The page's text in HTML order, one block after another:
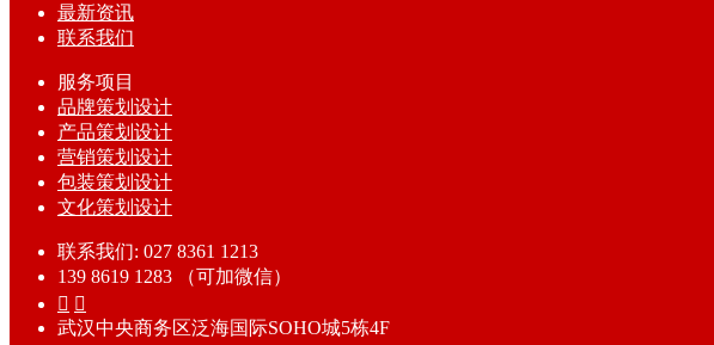
最新资讯
联系我们
服务项目
品牌策划设计
产品策划设计
营销策划设计
包装策划设计
文化策划设计
联系我们: 027 8361 1213
139 8619 1283 （可加微信）
 
武汉中央商务区泛海国际SOHO城5栋4F